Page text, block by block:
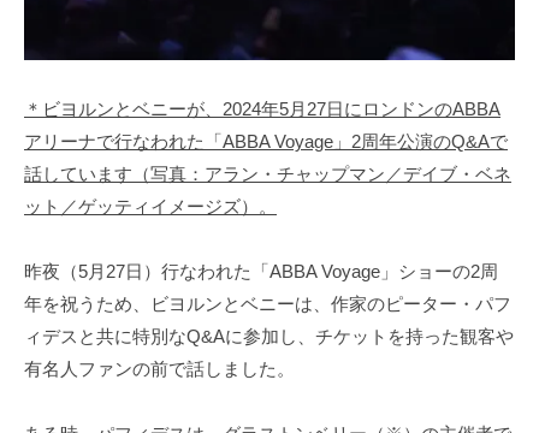
＊ビヨルンとベニーが、2024年5月27日にロンドンのABBA
アリーナで行なわれた「ABBA Voyage」2周年公演のQ&Aで
話しています（写真：アラン・チャップマン／デイブ・ベネ
ット／ゲッティイメージズ）。
昨夜（5月27日）行なわれた「ABBA Voyage」ショーの2周
年を祝うため、ビヨルンとベニーは、作家のピーター・パフ
ィデスと共に特別なQ&Aに参加し、チケットを持った観客や
有名人ファンの前で話しました。